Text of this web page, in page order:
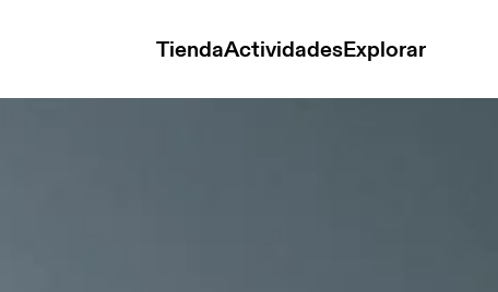
TiendaActividadesExplorar